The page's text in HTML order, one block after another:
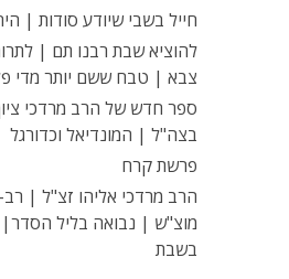
חייל בשבי שיודע סודות |
להוציא שבת רבנו תם |
צבא | טבח ששם יותר מדי
ספר חדש של הרב מרדכי
בצה"ל | המונדיאל וכדורגל
פרשת קרח
הרב מרדכי אליהו זצ"ל |
מוצ"ש | נבואה בליל הסדר|
בשבת